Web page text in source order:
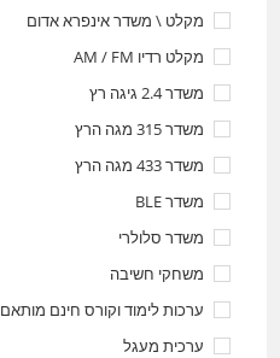
מקלט \ משדר אינפרא אדום
מקלט רדיו AM / FM
משדר 2.4 גיגה רץ
משדר 315 מגה הרץ
משדר 433 מגה הרץ
משדר BLE
משדר סלולרי
משחקי חשיבה
ערכות לימוד וקורס חינם מותאם
ערכית מעגל